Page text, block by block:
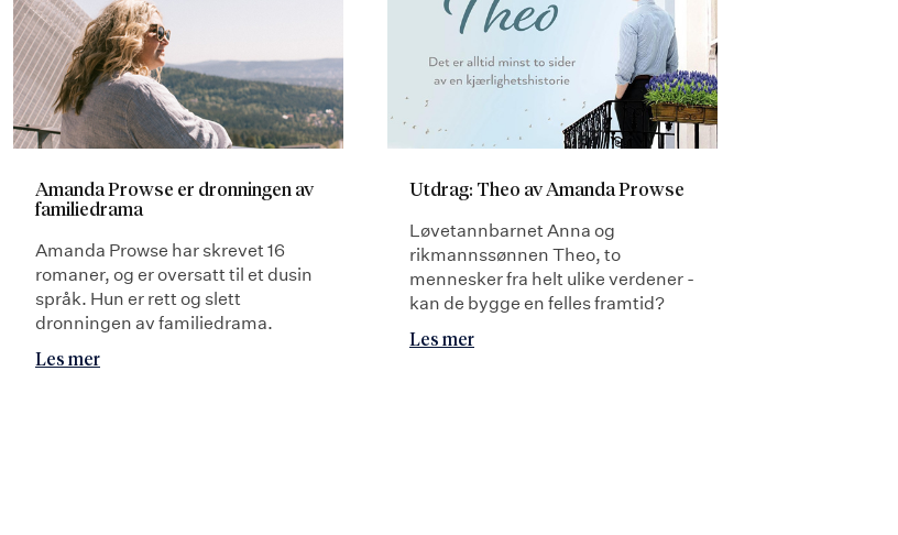
Amanda Prowse er dronningen av
familiedrama
Amanda Prowse har skrevet 16
romaner, og er oversatt til et dusin
språk. Hun er rett og slett
dronningen av familiedrama.
Les mer
Utdrag: Theo av Amanda Prowse
Løvetannbarnet Anna og
rikmannssønnen Theo, to
mennesker fra helt ulike verdener -
kan de bygge en felles framtid?
Les mer